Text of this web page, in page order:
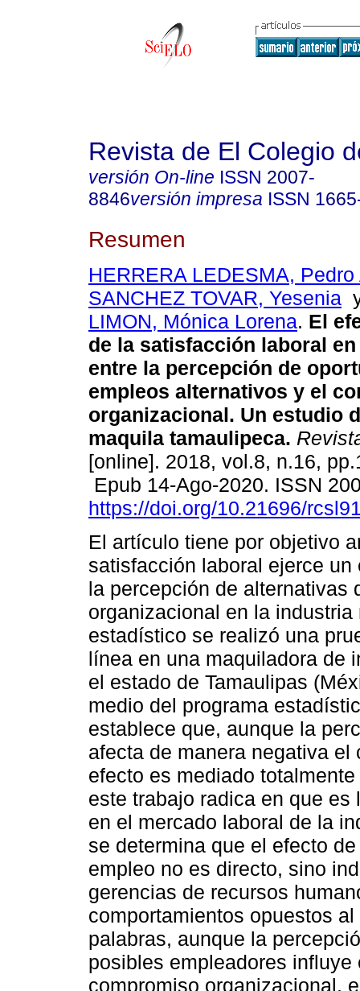
Revista de El Colegio
versión On-line ISSN 2007-
8846versión impresa ISSN
Resumen
HERRERA LEDESMA, Pedro
SANCHEZ TOVAR, Yesenia
LIMON, Mónica Lorena. El
de la satisfacción laboral
entre la percepción de
empleos alternativos y el
organizacional. Un estudio
maquila tamaulipeca.
[online]. 2018, vol.8, n.16,
Epub 14-Ago-2020. ISSN
https://doi.org/10.21696/
El artículo tiene por objetivo
satisfacción laboral ejerce
la percepción de alternativas
organizacional en la
estadístico se realizó una
línea en una maquiladora de
el estado de Tamaulipas
medio del programa
establece que, aunque la
afecta de manera negativa
efecto es mediado
este trabajo radica en que
en el mercado laboral de la
se determina que el efecto
empleo no es directo, sino
gerencias de recursos
comportamientos opuestos
palabras, aunque la
posibles empleadores
compromiso organizacional,